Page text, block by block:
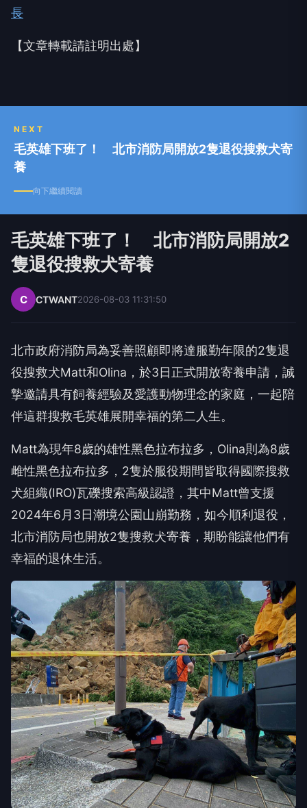
長
【文章轉載請註明出處】
NEXT
毛英雄下班了！ 北市消防局開放2隻退役搜救犬寄
養
向下繼續閱讀
毛英雄下班了！ 北市消防局開放2
隻退役搜救犬寄養
C CTWANT2026-08-03 11:31:50
北市政府消防局為妥善照顧即將達服勤年限的2隻退
役搜救犬Matt和Olina，於3日正式開放寄養申請，誠
摯邀請具有飼養經驗及愛護動物理念的家庭，一起陪
伴這群搜救毛英雄展開幸福的第二人生。
Matt為現年8歲的雄性黑色拉布拉多，Olina則為8歲
雌性黑色拉布拉多，2隻於服役期間皆取得國際搜救
犬組織(IRO)瓦礫搜索高級認證，其中Matt曾支援
2024年6月3日潮境公園山崩勤務，如今順利退役，
北市消防局也開放2隻搜救犬寄養，期盼能讓他們有
幸福的退休生活。